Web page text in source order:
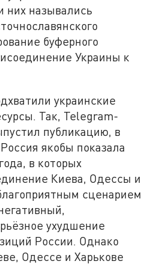
них назывались
буферного
Украины к
украинские
Так, Telegram-
публикацию, в
якобы показала
в которых
Киева, Одессы и
сценарием
ухудшение
России. Однако
Одессе и Харькове